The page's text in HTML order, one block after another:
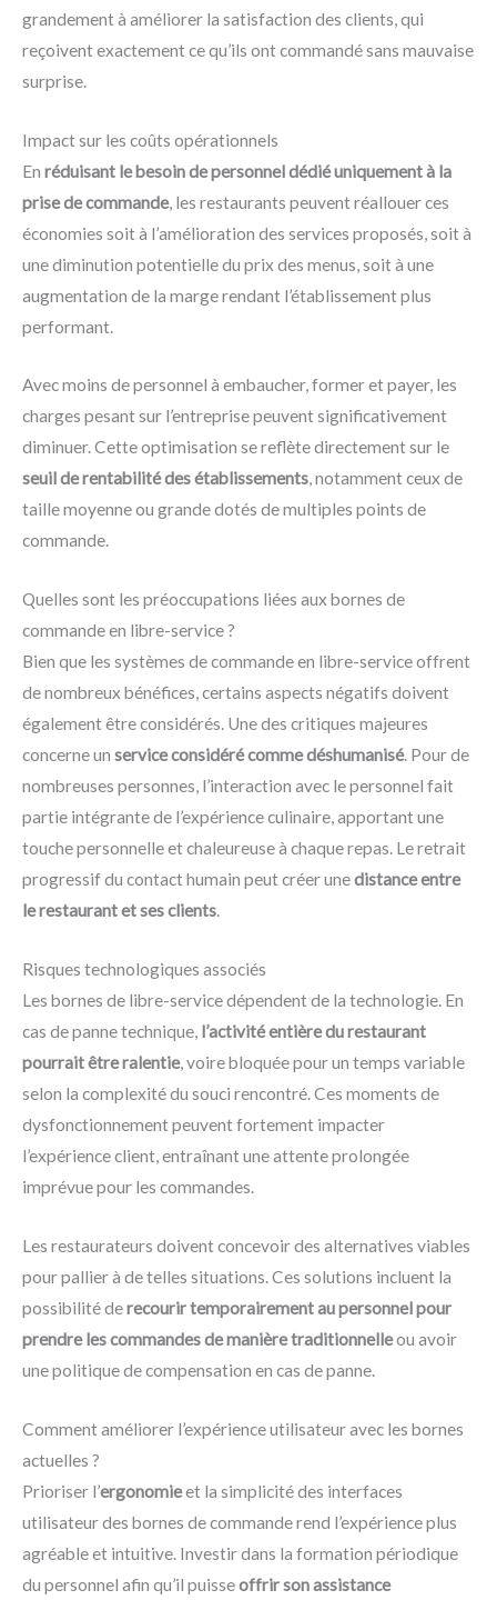
grandement à améliorer la satisfaction des clients, qui
reçoivent exactement ce qu’ils ont commandé sans mauvaise
surprise.
Impact sur les coûts opérationnels
En réduisant le besoin de personnel dédié uniquement à la
prise de commande, les restaurants peuvent réallouer ces
économies soit à l’amélioration des services proposés, soit à
une diminution potentielle du prix des menus, soit à une
augmentation de la marge rendant l’établissement plus
performant.
Avec moins de personnel à embaucher, former et payer, les
charges pesant sur l’entreprise peuvent significativement
diminuer. Cette optimisation se reflète directement sur le
seuil de rentabilité des établissements, notamment ceux de
taille moyenne ou grande dotés de multiples points de
commande.
Quelles sont les préoccupations liées aux bornes de
commande en libre-service ?
Bien que les systèmes de commande en libre-service offrent
de nombreux bénéfices, certains aspects négatifs doivent
également être considérés. Une des critiques majeures
concerne un service considéré comme déshumanisé. Pour de
nombreuses personnes, l’interaction avec le personnel fait
partie intégrante de l’expérience culinaire, apportant une
touche personnelle et chaleureuse à chaque repas. Le retrait
progressif du contact humain peut créer unedistance entre
le restaurant et ses clients.
Risques technologiques associés
Les bornes de libre-service dépendent de la technologie. En
cas de panne technique, l’activité entière du restaurant
pourrait être ralentie, voire bloquée pour un temps variable
selon la complexité du souci rencontré. Ces moments de
dysfonctionnement peuvent fortement impacter
l’expérience client, entraînant une attente prolongée
imprévue pour les commandes.
Les restaurateurs doivent concevoir des alternatives viables
pour pallier à de telles situations. Ces solutions incluent la
possibilité derecourir temporairement au personnel pour
prendre les commandes de manière traditionnelleou avoir
une politique de compensation en cas de panne.
Comment améliorer l’expérience utilisateur avec les bornes
actuelles ?
Prioriser l’ergonomieet la simplicité des interfaces
utilisateur des bornes de commande rend l’expérience plus
agréable et intuitive. Investir dans la formation périodique
du personnel afin qu’il puisseoffrir son assistance